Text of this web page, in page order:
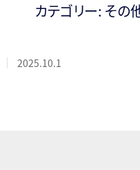
カテゴリー: その
2025.10.1